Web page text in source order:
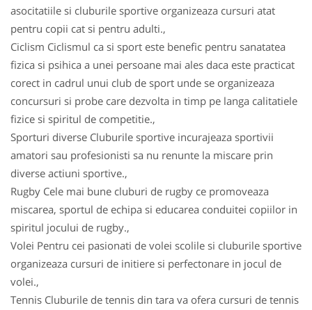
asocitatiile si cluburile sportive organizeaza cursuri atat
pentru copii cat si pentru adulti.,
Ciclism Ciclismul ca si sport este benefic pentru sanatatea
fizica si psihica a unei persoane mai ales daca este practicat
corect in cadrul unui club de sport unde se organizeaza
concursuri si probe care dezvolta in timp pe langa calitatiele
fizice si spiritul de competitie.,
Sporturi diverse Cluburile sportive incurajeaza sportivii
amatori sau profesionisti sa nu renunte la miscare prin
diverse actiuni sportive.,
Rugby Cele mai bune cluburi de rugby ce promoveaza
miscarea, sportul de echipa si educarea conduitei copiilor in
spiritul jocului de rugby.,
Volei Pentru cei pasionati de volei scolile si cluburile sportive
organizeaza cursuri de initiere si perfectonare in jocul de
volei.,
Tennis Cluburile de tennis din tara va ofera cursuri de tennis